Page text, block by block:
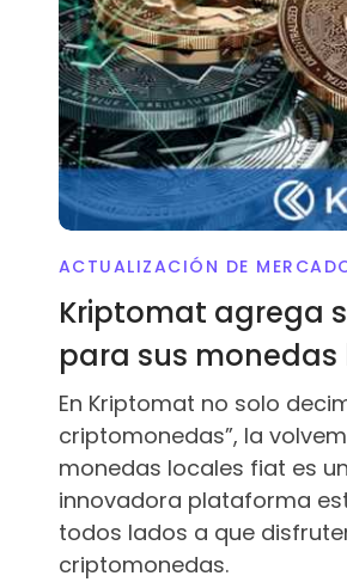
ACTUALIZACIÓN DE
Kriptomat agrega
para sus monedas
En Kriptomat no solo
criptomonedas”, la
monedas locales fiat es
innovadora plataforma
todos lados a que
criptomonedas.